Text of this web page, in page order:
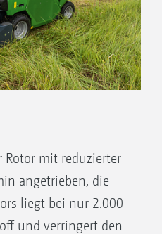
Rotor mit reduzierter
angetrieben, die
liegt bei nur 2.000
und verringert den